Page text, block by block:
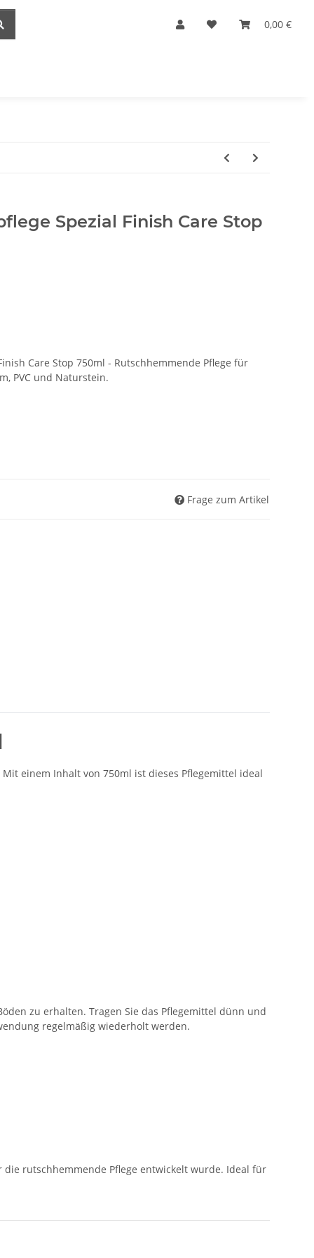
0,00 €
Spezial Finish Care Stop
Care Stop 750ml - Rutschhemmende Pflege für
PVC und Naturstein.
Frage zum Artikel
einem Inhalt von 750ml ist dieses Pflegemittel ideal
zu erhalten. Tragen Sie das Pflegemittel dünn und
regelmäßig wiederholt werden.
die rutschhemmende Pflege entwickelt wurde. Ideal für